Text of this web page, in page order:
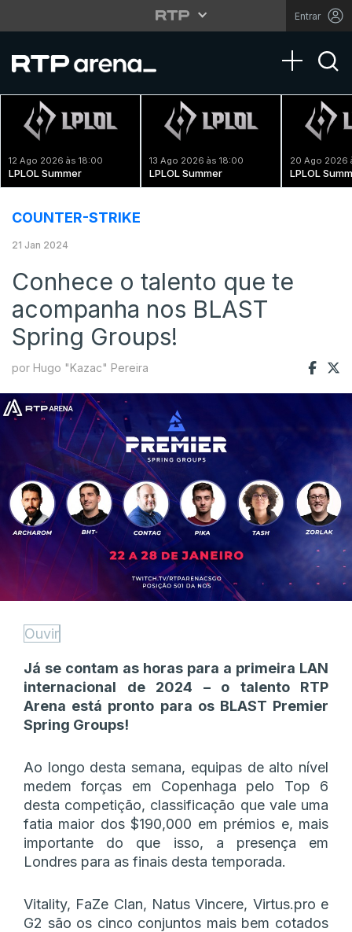
Entrar
Toggle
12 Ago 2026 às 18:00
LPLOL Summer
13 Ago 2026 às 18:00
LPLOL Summer
20 Ago 2026
LPLOL
COUNTER-STRIKE
21 Jan 2024
Conhece o talento que te
acompanha nos BLAST
Spring Groups!
por Hugo "Kazac" Pereira
Ouvir
Já se contam as horas para a primeira LAN
internacional de 2024 – o talento RTP
Arena está pronto para os BLAST Premier
Spring Groups!
Ao longo desta semana, equipas de alto nível
medem forças em Copenhaga pelo Top 6
desta competição, classificação que vale uma
fatia maior dos $190,000 em prémios e, mais
importante do que isso, a presença em
Londres para as finais desta temporada.
Vitality, FaZe Clan, Natus Vincere, Virtus.pro e
G2 são os cinco conjuntos mais bem cotados